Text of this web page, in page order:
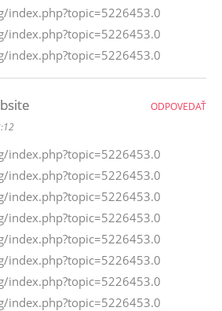
index.php?topic=5226453.0
index.php?topic=5226453.0
index.php?topic=5226453.0
index.php?topic=5226453.0
index.php?topic=5226453.0
index.php?topic=5226453.0
index.php?topic=5226453.0
index.php?topic=5226453.0
index.php?topic=5226453.0
index.php?topic=5226453.0
index.php?topic=5226453.0
ODPOVEDAŤ